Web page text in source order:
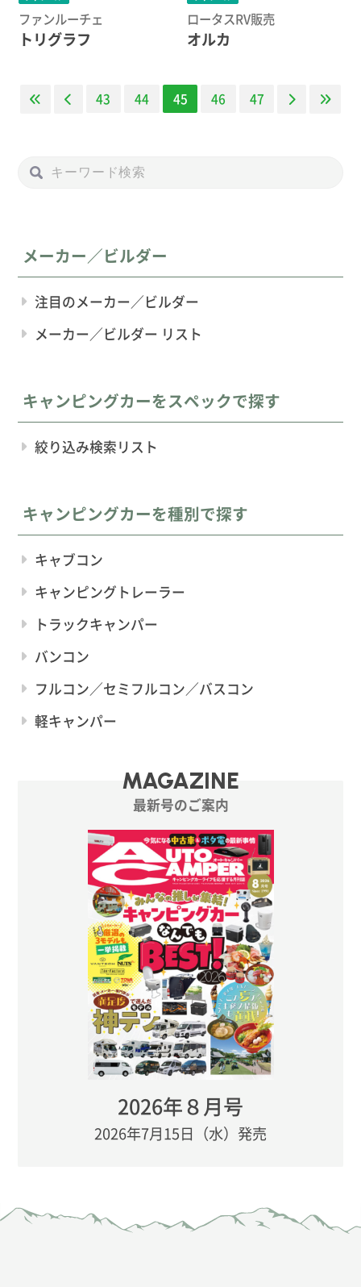
ファンルーチェ
トリグラフ
ロータスRV販売
オルカ
43 44 45 46 47
メーカー／ビルダー
注目のメーカー／ビルダー
メーカー／ビルダー リスト
キャンピングカーをスペックで探す
絞り込み検索リスト
キャンピングカーを種別で探す
キャブコン
キャンピングトレーラー
トラックキャンパー
バンコン
フルコン／セミフルコン／バスコン
軽キャンパー
MAGAZINE
最新号のご案内
2026年８月号
2026年7月15日（水）発売